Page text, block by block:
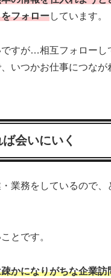
フォローしています。
ですが…相互フォローし
いつかお仕事につなが
会いにいく
業務をしているので、
とです。
かになりがちな企業訪